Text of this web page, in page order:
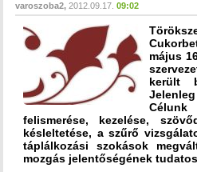
varoszoba2 2012.09.17. 09:02
május
került
felismerése, kezelése,
késleltetése, a szűrő
táplálkozási szokások
mozgás jelentőségének